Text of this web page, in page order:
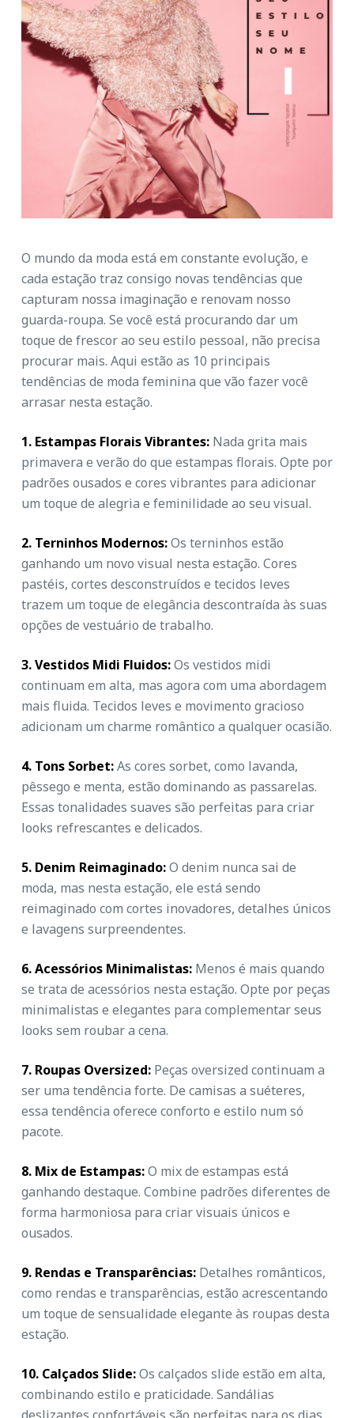
O mundo da moda está em constante evolução, e
cada estação traz consigo novas tendências que
capturam nossa imaginação e renovam nosso
guarda-roupa. Se você está procurando dar um
toque de frescor ao seu estilo pessoal, não precisa
procurar mais. Aqui estão as 10 principais
tendências de moda feminina que vão fazer você
arrasar nesta estação.
1. Estampas Florais Vibrantes:Nada grita mais
primavera e verão do que estampas florais. Opte por
padrões ousados e cores vibrantes para adicionar
um toque de alegria e feminilidade ao seu visual.
2. Terninhos Modernos:Os terninhos estão
ganhando um novo visual nesta estação. Cores
pastéis, cortes desconstruídos e tecidos leves
trazem um toque de elegância descontraída às suas
opções de vestuário de trabalho.
3. Vestidos Midi Fluidos:Os vestidos midi
continuam em alta, mas agora com uma abordagem
mais fluida. Tecidos leves e movimento gracioso
adicionam um charme romântico a qualquer ocasião.
4. Tons Sorbet:As cores sorbet, como lavanda,
pêssego e menta, estão dominando as passarelas.
Essas tonalidades suaves são perfeitas para criar
looks refrescantes e delicados.
5. Denim Reimaginado:O denim nunca sai de
moda, mas nesta estação, ele está sendo
reimaginado com cortes inovadores, detalhes únicos
e lavagens surpreendentes.
6. Acessórios Minimalistas:Menos é mais quando
se trata de acessórios nesta estação. Opte por peças
minimalistas e elegantes para complementar seus
looks sem roubar a cena.
7. Roupas Oversized:Peças oversized continuam a
ser uma tendência forte. De camisas a suéteres,
essa tendência oferece conforto e estilo num só
pacote.
8. Mix de Estampas:O mix de estampas está
ganhando destaque. Combine padrões diferentes de
forma harmoniosa para criar visuais únicos e
ousados.
9. Rendas e Transparências:Detalhes românticos,
como rendas e transparências, estão acrescentando
um toque de sensualidade elegante às roupas desta
estação.
10. Calçados Slide:Os calçados slide estão em alta,
combinando estilo e praticidade. Sandálias